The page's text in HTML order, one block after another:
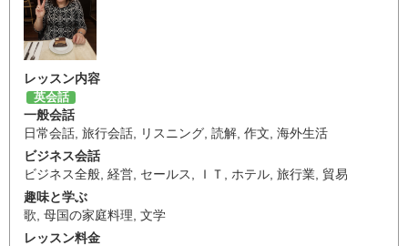
レッスン内容
英会話
一般会話
日常会話 旅行会話 リスニング 読解 作文 海外生活
ビジネス会話
ビジネス全般 経営 セールス ＩＴ ホテル 旅行業 貿易
趣味と学ぶ
歌 母国の家庭料理 文学
レッスン料金